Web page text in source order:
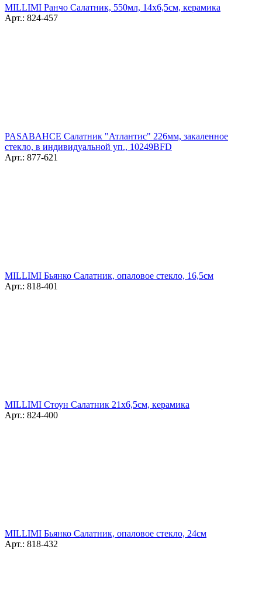
MILLIMI Ранчо Салатник, 550мл, 14х6,5cм, керамика
Арт.: 824-457
PASABAHCE Салатник "Атлантис" 226мм, закаленное
стекло, в индивидуальной уп., 10249BFD
Арт.: 877-621
MILLIMI Бьянко Салатник, опаловое стекло, 16,5см
Арт.: 818-401
MILLIMI Стоун Салатник 21х6,5см, керамика
Арт.: 824-400
MILLIMI Бьянко Салатник, опаловое стекло, 24см
Арт.: 818-432